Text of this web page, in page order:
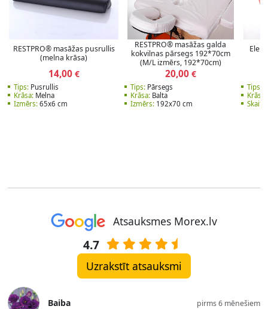
RESTPRO® masāžas pusrullis
(melna krāsa)
14,00€
Tips:Pusrullis
Krāsa:Melna
Izmērs:65x6 cm
RESTPRO® masāžas galda
kokvilnas pārsegs 192*70cm
(M/L izmērs, 192*70cm)
20,00€
Tips:Pārsegs
Krāsa:Balta
Izmērs:192x70 cm
Tips:
Krāsa:
Skaits:
Atsauksmes Morex.lv
4.7
Uzrakstīt atsauksmi
Baiba pirms 6 mēnešiem